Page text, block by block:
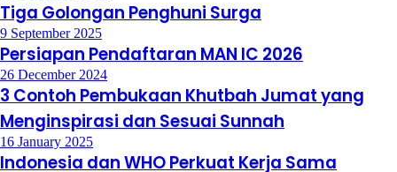
Tiga Golongan Penghuni Surga
9 September 2025
Persiapan Pendaftaran MAN IC 2026
26 December 2024
3 Contoh Pembukaan Khutbah Jumat yang
Menginspirasi dan Sesuai Sunnah
16 January 2025
Indonesia dan WHO Perkuat Kerja Sama